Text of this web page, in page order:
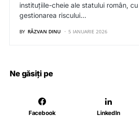
instituțiile-cheie ale statului român,
gestionarea riscului…
BY RĂZVAN DINU 5 IANUARIE 2026
Ne găsiți pe
Facebook LinkedIn